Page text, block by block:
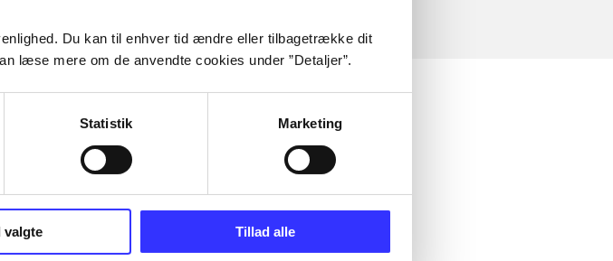
Du kan til enhver tid ændre eller tilbagetrække dit
læse mere om de anvendte cookies under ”Detaljer”.
Statistik Marketing
valgte Tillad alle